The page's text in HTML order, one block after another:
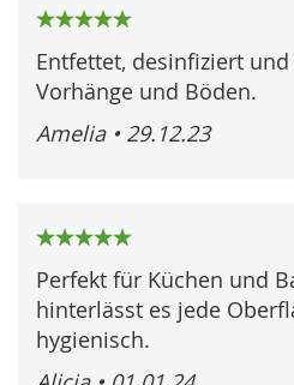
100%
Entfettet, desinfiziert
Vorhänge und Böden.
Amelia • 29.12.23
100%
Perfekt für Küchen und
hinterlässt es jede
hygienisch.